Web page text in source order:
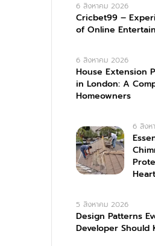
6 สิงหาคม 2026
Cricbet99 –
of Online
6 สิงหาคม 2026
House Extension
in London: A
Homeowners
6 สิงห
5 สิงหาคม 2026
Design Patterns
Developer Should